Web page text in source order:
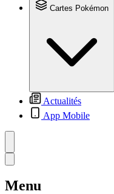
Actualités
App Mobile
Menu